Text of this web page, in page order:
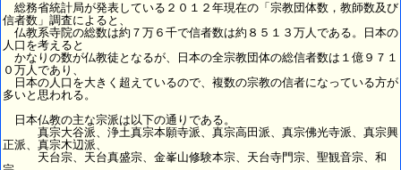
総務省統計局が発表している２０１２年現在の「宗教団体数，教師数及び
信者数」調査によると、
仏教系寺院の総数は約７万６千で信者数は約８５１３万人である。日本の
人口を考えると
かなりの数が仏教徒となるが、日本の全宗教団体の総信者数は１億９７１
０万人であり、
日本の人口を大きく超えているので、複数の宗教の信者になっている方が
多いと思われる。
日本仏教の主な宗派は以下の通りである。
真宗大谷派、浄土真宗本願寺派、真宗高田派、真宗佛光寺派、真宗興
正派、真宗木辺派、
天台宗、天台真盛宗、金峯山修験本宗、天台寺門宗、聖観音宗、和